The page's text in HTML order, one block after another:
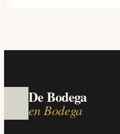
De Bodega
en Bodega